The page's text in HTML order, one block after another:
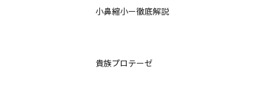
小鼻縮小ー徹底解説
貴族プロテーゼ